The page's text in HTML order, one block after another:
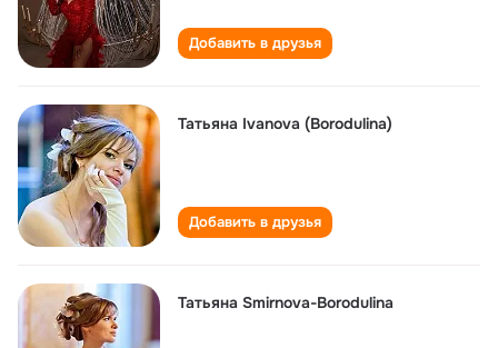
Добавить в друзья
Татьяна Ivanova (Borodulina)
Добавить в друзья
Татьяна Smirnova-Borodulina